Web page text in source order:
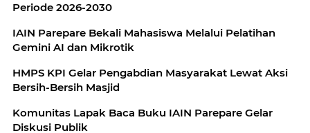
Periode 2026-2030
IAIN Parepare Bekali Mahasiswa Melalui Pelatihan
Gemini AI dan Mikrotik
HMPS KPI Gelar Pengabdian Masyarakat Lewat Aksi
Bersih-Bersih Masjid
Komunitas Lapak Baca Buku IAIN Parepare Gelar
Diskusi Publik